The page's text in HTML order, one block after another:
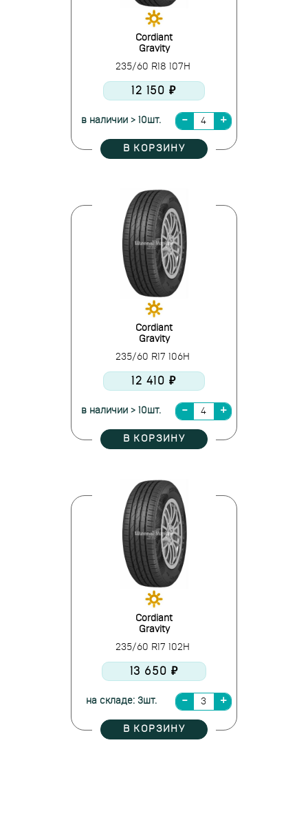
Cordiant
Gravity
235/60 R18 107H
12 150 ₽
в наличии > 10шт.
В КОРЗИНУ
Cordiant
Gravity
235/60 R17 106H
12 410 ₽
в наличии > 10шт.
В КОРЗИНУ
Cordiant
Gravity
235/60 R17 102H
13 650 ₽
на складе: 3шт.
В КОРЗИНУ